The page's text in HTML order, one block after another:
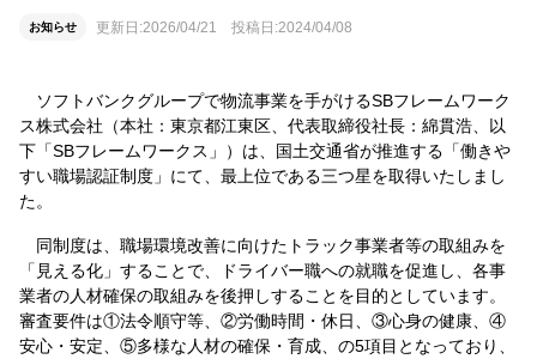
お知らせ 更新日:2026/04/21 投稿日:2024/04/08
ソフトバンクグループで物流事業を手がけるSBフレームワーク
ス株式会社（本社：東京都江東区、代表取締役社長：綿貫浩、以
下「SBフレームワークス」）は、国土交通省が推進する「働きや
すい職場認証制度」にて、最上位である三つ星を取得いたしまし
た。
同制度は、職場環境改善に向けたトラック事業者等の取組みを
「見える化」することで、ドライバー職への就職を促進し、各事
業者の人材確保の取組みを後押しすることを目的としています。
審査要件は①法令順守等、②労働時間・休日、③心身の健康、④
安心・安定、⑤多様な人材の確保・育成、の5項目となっており、